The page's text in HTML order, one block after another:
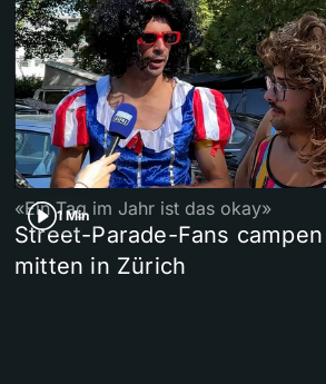
1 Min
«Ein Tag im Jahr ist das okay»
Street-Parade-Fans campen
mitten in Zürich